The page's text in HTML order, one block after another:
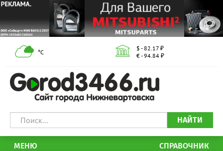
°С
$ - 82.17 ₽
€ - 94.84 ₽
НАЙТИ
МЕНЮ СПРАВОЧНИК